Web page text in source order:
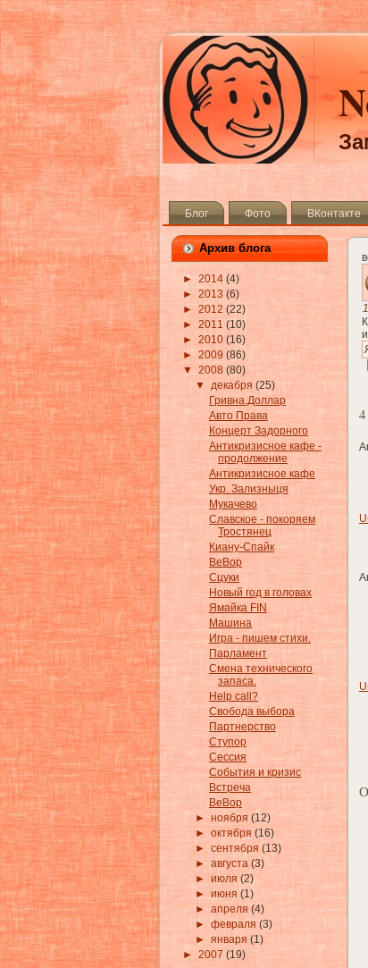
Блог Фото ВКонтакте
Архив блога
► 2014 (4)
► 2013 (6)
► 2012 (22)
► 2011 (10)
► 2010 (16)
► 2009 (86)
▼2008 (80)
▼декабря(25)
Гривна.Доллар
Авто Права
Концерт Задорного
Антикризисное кафе -
продолжение
Антикризисное кафе
Укр. Зализныця
Мукачево
Славское - покоряем
Тростянец
Киану-Спайк
BeBop
Сцуки
Новый год в головах
Ямайка FIN
Машина
Игра - пишем стихи.
Парламент
Смена технического
запаса.
Help call?
Свобода выбора
Партнерство
Ступор
Сессия
События и кризис
Встреча
BeBop
►ноября(12)
►октября(16)
►сентября(13)
►августа(3)
►июля(2)
►июня(1)
►апреля(4)
►февраля(3)
►января(1)
► 2007 (19)